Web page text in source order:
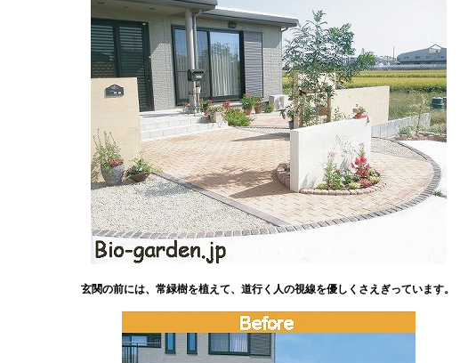
玄関の前には、常緑樹を植えて、道行く人の視線を優しくさえぎっています。